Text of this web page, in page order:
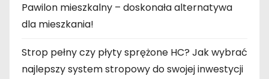
Pawilon mieszkalny – doskonała alternatywa
dla mieszkania!
Strop pełny czy płyty sprężone HC? Jak wybrać
najlepszy system stropowy do swojej inwestycji